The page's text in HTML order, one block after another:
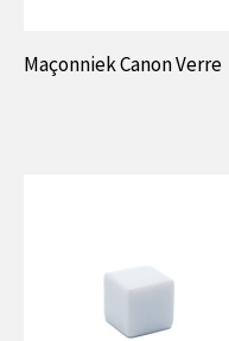
Maçonniek Canon Verre